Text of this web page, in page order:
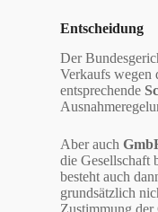
Entscheidung
Der
Verkaufs wegen
entsprechende
Aber auch
die Gesellschaft
besteht auch
grundsätzlich
Zustimmung der